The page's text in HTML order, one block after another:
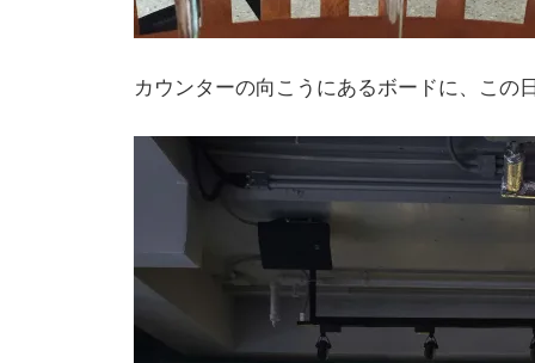
カウンターの向こうにあるボードに、この